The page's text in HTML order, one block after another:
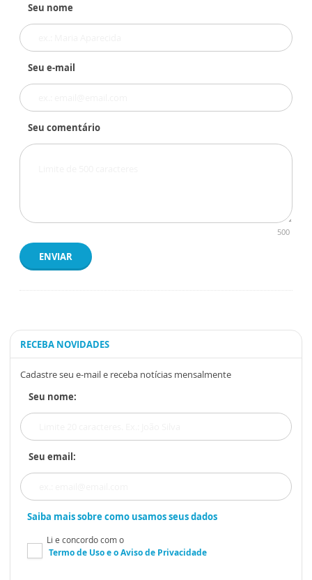
Seu nome
Seu e-mail
Seu comentário
500
ENVIAR
RECEBA NOVIDADES
Cadastre seu e-mail e receba notícias mensalmente
Seu nome:
Seu email:
Saiba mais sobre como usamos seus dados
Li e concordo com o
Termo de Usoe oAviso de Privacidade